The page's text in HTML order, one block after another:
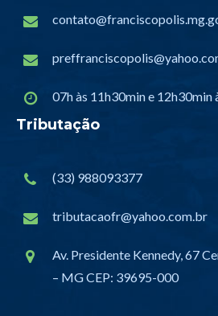
07h às 11h30min e 12h30min
Tributação
(33) 988093377
tributacaofr@yahoo.com.br
Av. Presidente Kennedy, 67
– MG CEP: 39695-000